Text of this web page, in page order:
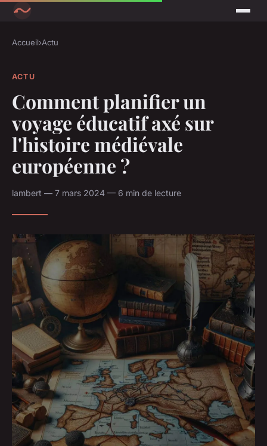
Accueil›Actu
ACTU
Comment planifier un
voyage éducatif axé sur
l'histoire médiévale
européenne ?
lambert — 7 mars 2024 — 6 min de lecture